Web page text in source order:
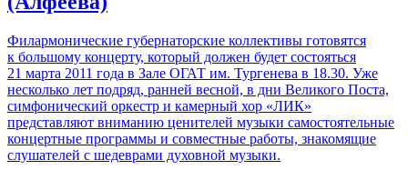
Филармонические губернаторские коллективы готовятся
к большому концерту, который должен будет состояться
21 марта 2011 года в Зале ОГАТ им. Тургенева в 18.30. Уже
несколько лет подряд, ранней весной, в дни Великого Поста,
симфонический оркестр и камерный хор «ЛИК»
представляют вниманию ценителей музыки самостоятельные
концертные программы и совместные работы, знакомящие
слушателей с шедеврами духовной музыки.